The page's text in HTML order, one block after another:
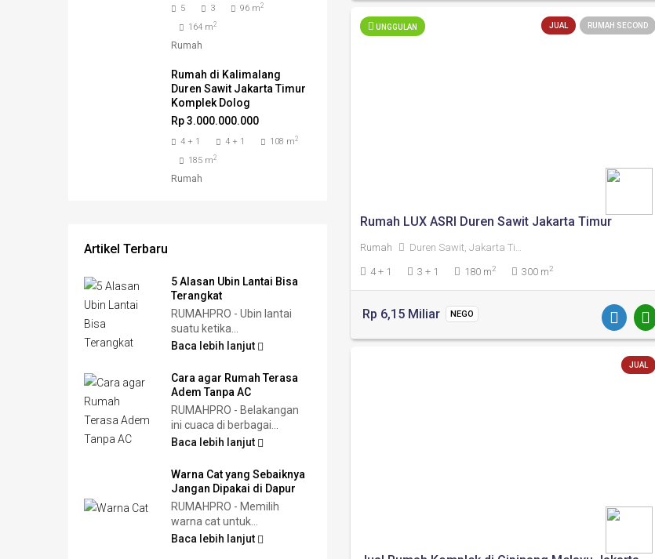
UNGGULAN JUAL RUMAH SECOND
Rumah LUX ASRI Duren Sawit Jakarta Timur
Rumah Duren Sawit, Jakarta Timur
4 + 1 3 + 1 180 m2 300 m2
Rp 6,15 Miliar NEGO
JUAL
5 3 96 m2
164 m2
Rumah
Rumah di Kalimalang
Duren Sawit Jakarta Timur
Komplek Dolog
Rp 3.000.000.000
4 + 1 4 + 1 108 m2
185 m2
Rumah
Artikel Terbaru
5 Alasan Ubin Lantai Bisa
Terangkat
RUMAHPRO - Ubin lantai
suatu ketika...
Baca lebih lanjut
Cara agar Rumah Terasa
Adem Tanpa AC
RUMAHPRO - Belakangan
ini cuaca di berbagai...
Baca lebih lanjut
Warna Cat yang Sebaiknya
Jangan Dipakai di Dapur
RUMAHPRO - Memilih
warna cat untuk...
Baca lebih lanjut